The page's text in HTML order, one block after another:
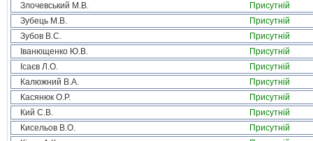
Злочевський М.В.
Присутній
Зубець М.В.
Присутній
Зубов В.С.
Присутній
Іванющенко Ю.В.
Присутній
Ісаєв Л.О.
Присутній
Калюжний В.А.
Присутній
Касянюк О.Р.
Присутній
Кий С.В.
Присутній
Кисельов В.О.
Присутній